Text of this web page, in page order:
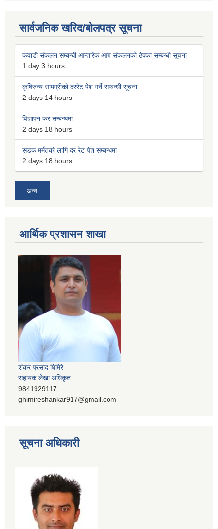
सार्वजनिक खरिद/बोलपत्र सूचना
कवाडी संकलन सम्बन्धी आन्तरिक आय संकलनको ठेक्का सम्बन्धी सूचना
1 day 3 hours
कृषिजन्य सामग्रीको दररेट पेश गर्ने सम्बन्धी सूचना
2 days 14 hours
विज्ञापन कर सम्बन्धमा
2 days 18 hours
सडक मर्मतको लागि दर रेट पेश सम्बन्धमा
2 days 18 hours
अन्य
आर्थिक प्रशासन शाखा
शंकर प्रसाद घिमिरे
सहायक लेखा अधिकृत
9841929117
ghimireshankar917@gmail.com
सूचना अधिकारी